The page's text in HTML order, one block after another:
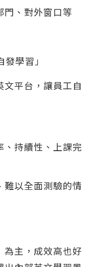
門、對外窗口等
學習」
文平台，讓員工自
、持續性、上課完
難以全面測驗的情
為主，成效高也好